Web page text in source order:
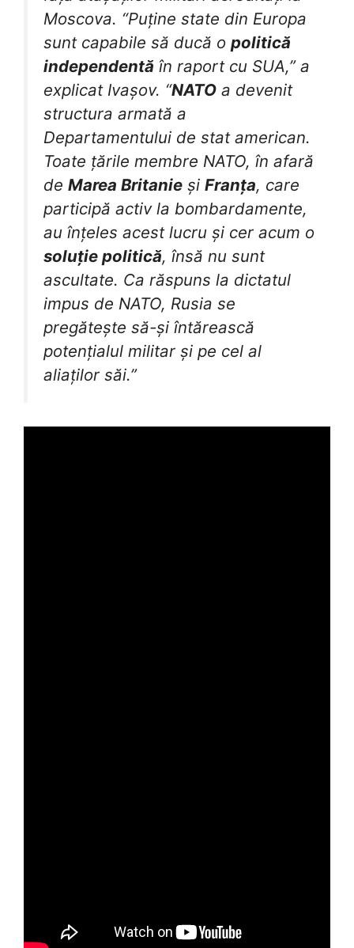
Moscova. “Puține state din Europa
sunt capabile să ducă o politică
independentă în raport cu SUA,” a
explicat Ivașov. “NATO a devenit
structura armată a
Departamentului de stat american.
Toate țările membre NATO, în afară
de Marea Britanie și Franța, care
participă activ la bombardamente,
au înțeles acest lucru și cer acum o
soluție politică, însă nu sunt
ascultate. Ca răspuns la dictatul
impus de NATO, Rusia se
pregătește să-și întărească
potențialul militar și pe cel al
aliaților săi.”